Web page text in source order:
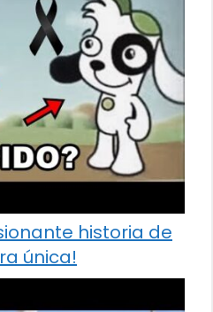
historia de
única!